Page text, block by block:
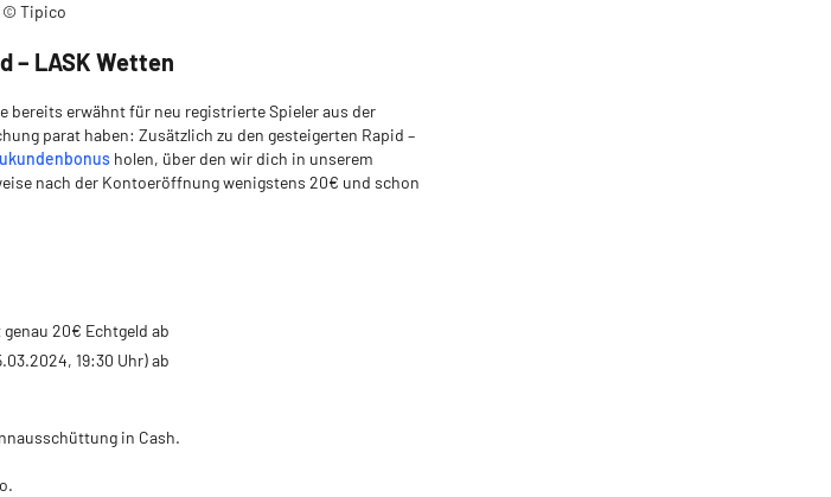
© Tipico
– LASK Wetten
bereits erwähnt für neu registrierte Spieler aus der
parat haben: Zusätzlich zu den gesteigerten Rapid –
holen, über den wir dich in unserem
nach der Kontoeröffnung wenigstens 20€ und schon
20€ Echtgeld ab
19:30 Uhr) ab
in Cash.